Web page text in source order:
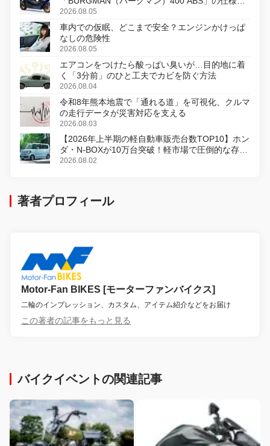
変更し、8月18日に発売
2026.08.05
車内での仮眠、どこまで安全？エンジンかけっぱ
なしの危険性
2026.08.05
エアコンをつけたら酸っぱい臭いが…目的地に着
く「3分前」のひと工夫でカビを防ぐ方法
2026.08.04
令和8年熊本地震で「通れる道」を可視化、クルマ
の走行データが災害対応を支える
2026.08.03
【2026年上半期の軽自動車販売台数TOP10】ホン
ダ・N-BOXが10万台突破！軽市場で圧倒的な存在
感
2026.08.02
著者プロフィール
Motor-Fan BIKES [モーターファンバイクス]
二輪のインプレッション、カスタム、アイテム紹介などをお届け
この著者の記事をもっと見る
バイクイベントの関連記事